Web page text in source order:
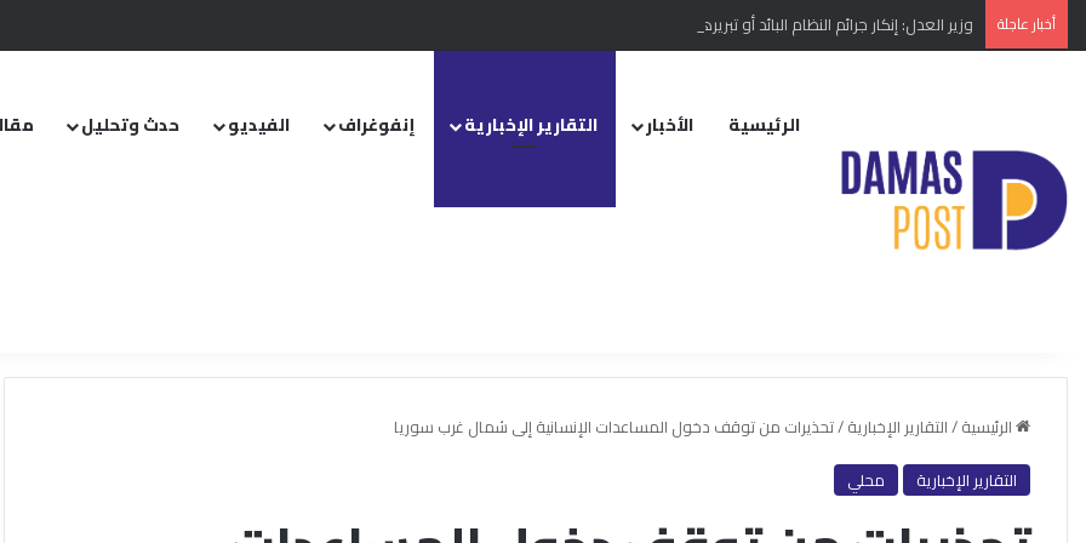
أخبار عاجلة وزير العدل: إنكار جرائم النظام البائد أو تبريرها مخالفة دستورية.. ومشروع قانون خاص إلى مجلس الشعب
الرئيسية الأخبار التقارير الإخبارية إنفوغراف الفيديو حدث وتحليل
الرئيسية/التقارير الإخبارية/تحذيرات من توقف دخول المساعدات الإنسانية إلى شمال غرب سوريا
التقارير الإخبارية
محلي